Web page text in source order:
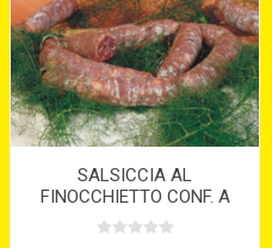
SALSICCIA AL
FINOCCHIETTO CONF. A
NODINI SV STARVAGGI